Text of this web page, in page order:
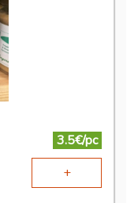
3.5€/pc
+